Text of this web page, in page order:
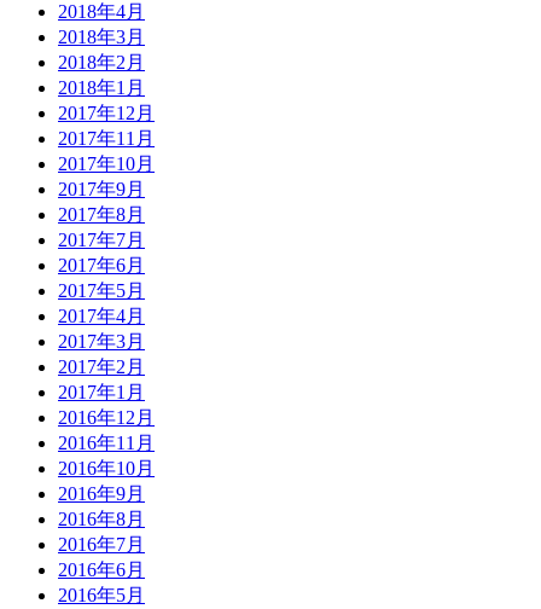
2018年4月
2018年3月
2018年2月
2018年1月
2017年12月
2017年11月
2017年10月
2017年9月
2017年8月
2017年7月
2017年6月
2017年5月
2017年4月
2017年3月
2017年2月
2017年1月
2016年12月
2016年11月
2016年10月
2016年9月
2016年8月
2016年7月
2016年6月
2016年5月